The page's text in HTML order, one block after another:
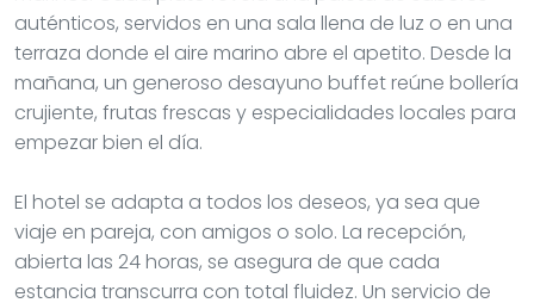
auténticos, servidos en una sala llena de luz o en una
terraza donde el aire marino abre el apetito. Desde la
mañana, un generoso desayuno buffet reúne bollería
crujiente, frutas frescas y especialidades locales para
empezar bien el día.
El hotel se adapta a todos los deseos, ya sea que
viaje en pareja, con amigos o solo. La recepción,
abierta las 24 horas, se asegura de que cada
estancia transcurra con total fluidez. Un servicio de